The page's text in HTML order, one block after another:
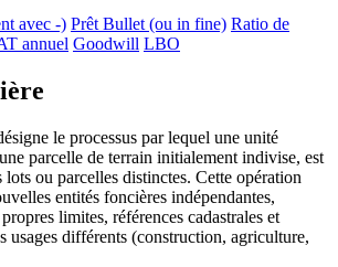
avec -) Prêt Bullet (ou in fine) Ratio de
annuel Goodwill LBO
le processus par lequel une unité
parcelle de terrain initialement indivise, est
lots ou parcelles distinctes. Cette opération
entités foncières indépendantes,
limites, références cadastrales et
usages différents (construction, agriculture,